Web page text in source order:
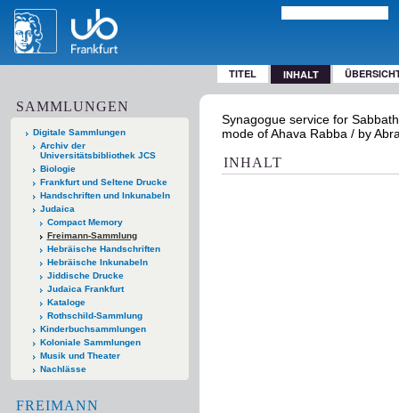
TITEL INHALT
SAMMLUNGEN
Digitale Sammlungen
Archiv der
Universitätsbibliothek JCS
Biologie
Frankfurt und Seltene Drucke
Handschriften und Inkunabeln
Judaica
Compact Memory
Freimann-Sammlung
Hebräische Handschriften
Hebräische Inkunabeln
Jiddische Drucke
Judaica Frankfurt
Kataloge
Rothschild-Sammlung
Kinderbuchsammlungen
Koloniale Sammlungen
Musik und Theater
Nachlässe
FREIMANN
Synagogue service for
mode of Ahava Rabba / by
INHALT